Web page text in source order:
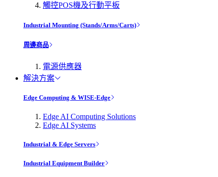
觸控POS機及行動平板
Industrial Mounting (Stands/Arms/Carts)
周邊商品
電源供應器
解決方案
Edge Computing & WISE-Edge
Edge AI Computing Solutions
Edge AI Systems
Industrial & Edge Servers
Industrial Equipment Builder